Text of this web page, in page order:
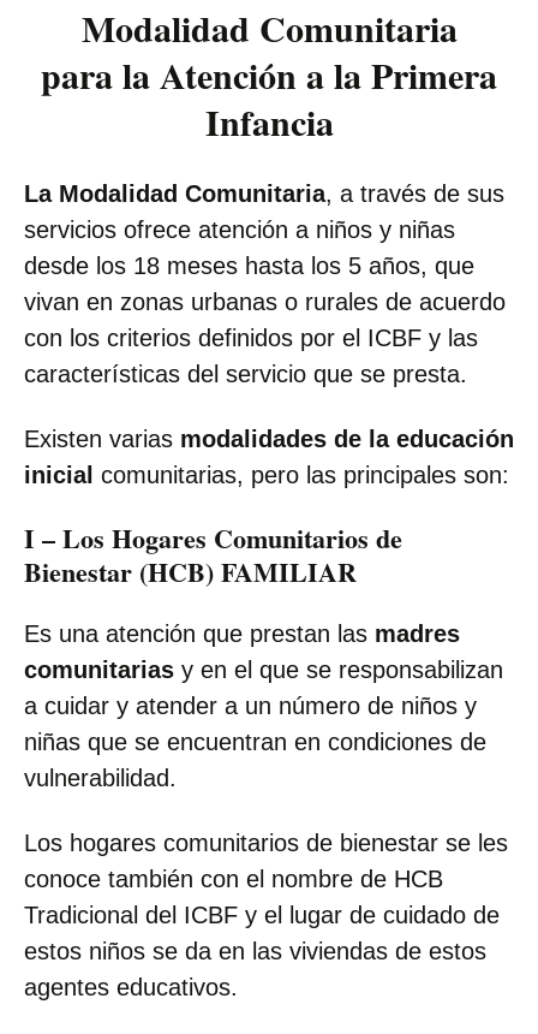
Modalidad Comunitaria
para la Atención a la Primera
Infancia
La Modalidad Comunitaria, a través de sus
servicios ofrece atención a niños y niñas
desde los 18 meses hasta los 5 años, que
vivan en zonas urbanas o rurales de acuerdo
con los criterios definidos por el ICBF y las
características del servicio que se presta.
Existen varias modalidades de la educación
inicial comunitarias, pero las principales son:
I –Los Hogares Comunitarios de
Bienestar (HCB) FAMILIAR
Es una atención que prestan las madres
comunitarias y en el que se responsabilizan
a cuidar y atender a un número de niños y
niñas que se encuentran en condiciones de
vulnerabilidad.
Los hogares comunitarios de bienestar se les
conoce también con el nombre de HCB
Tradicional del ICBF y el lugar de cuidado de
estos niños se da en las viviendas de estos
agentes educativos.